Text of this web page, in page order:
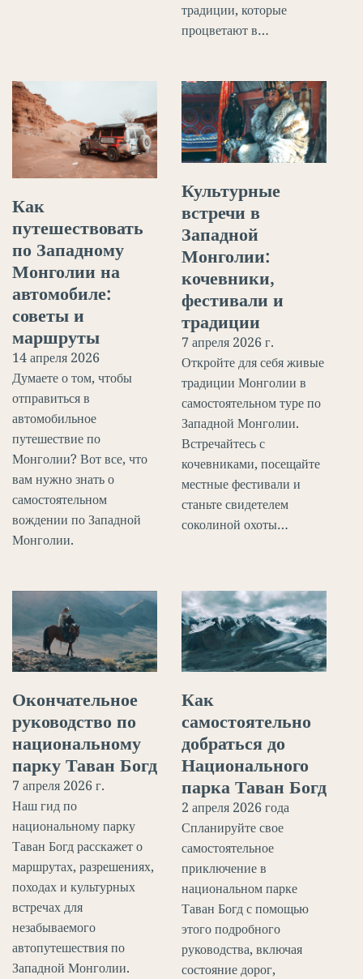
традиции, которые
процветают в…
Как
путешествовать
по Западному
Монголии на
автомобиле:
советы и
маршруты
14 апреля 2026
Думаете о том, чтобы
отправиться в
автомобильное
путешествие по
Монголии? Вот все, что
вам нужно знать о
самостоятельном
вождении по Западной
Монголии.
Культурные
встречи в
Западной
Монголии:
кочевники,
фестивали и
традиции
7 апреля 2026 г.
Откройте для себя живые
традиции Монголии в
самостоятельном туре по
Западной Монголии.
Встречайтесь с
кочевниками, посещайте
местные фестивали и
станьте свидетелем
соколиной охоты…
Окончательное
руководство по
национальному
парку Таван Богд
7 апреля 2026 г.
Наш гид по
национальному парку
Таван Богд расскажет о
маршрутах, разрешениях,
походах и культурных
встречах для
незабываемого
автопутешествия по
Западной Монголии.
Как
самостоятельно
добраться до
Национального
парка Таван Богд
2 апреля 2026 года
Спланируйте свое
самостоятельное
приключение в
национальном парке
Таван Богд с помощью
этого подробного
руководства, включая
состояние дорог,